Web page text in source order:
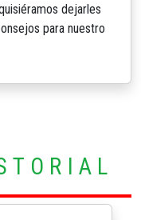
dejarles
para nuestro